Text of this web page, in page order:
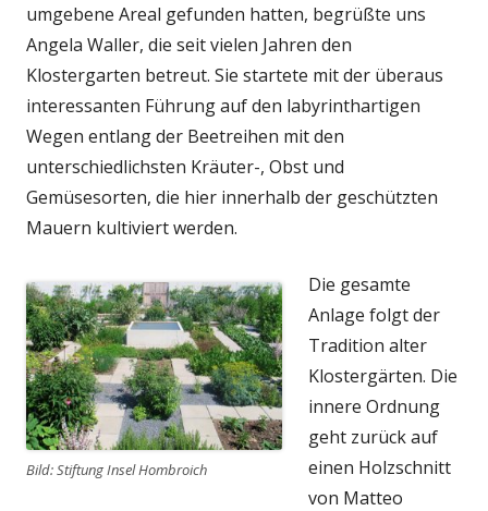
umgebene Areal gefunden hatten, begrüßte uns
Angela Waller, die seit vielen Jahren den
Klostergarten betreut. Sie startete mit der überaus
interessanten Führung auf den labyrinthartigen
Wegen entlang der Beetreihen mit den
unterschiedlichsten Kräuter-, Obst und
Gemüsesorten, die hier innerhalb der geschützten
Mauern kultiviert werden.
Bild: Stiftung Insel Hombroich
Die gesamte
Anlage folgt der
Tradition alter
Klostergärten. Die
innere Ordnung
geht zurück auf
einen Holzschnitt
von Matteo